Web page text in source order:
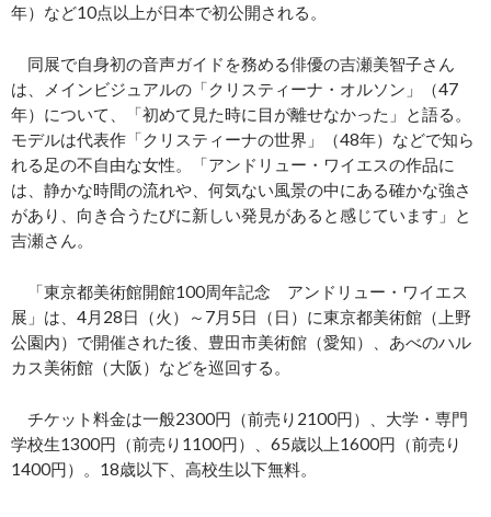
年）など10点以上が日本で初公開される。
同展で自身初の音声ガイドを務める俳優の吉瀬美智子さん
は、メインビジュアルの「クリスティーナ・オルソン」（47
年）について、「初めて見た時に目が離せなかった」と語る。
モデルは代表作「クリスティーナの世界」（48年）などで知ら
れる足の不自由な女性。「アンドリュー・ワイエスの作品に
は、静かな時間の流れや、何気ない風景の中にある確かな強さ
があり、向き合うたびに新しい発見があると感じています」と
吉瀬さん。
「東京都美術館開館100周年記念 アンドリュー・ワイエス
展」は、4月28日（火）～7月5日（日）に東京都美術館（上野
公園内）で開催された後、豊田市美術館（愛知）、あべのハル
カス美術館（大阪）などを巡回する。
チケット料金は一般2300円（前売り2100円）、大学・専門
学校生1300円（前売り1100円）、65歳以上1600円（前売り
1400円）。18歳以下、高校生以下無料。